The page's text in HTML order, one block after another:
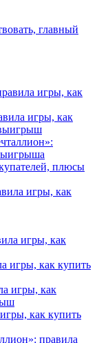
главный
игры, как
игры, как
плюсы
игры, как
игры, как купить
как купить